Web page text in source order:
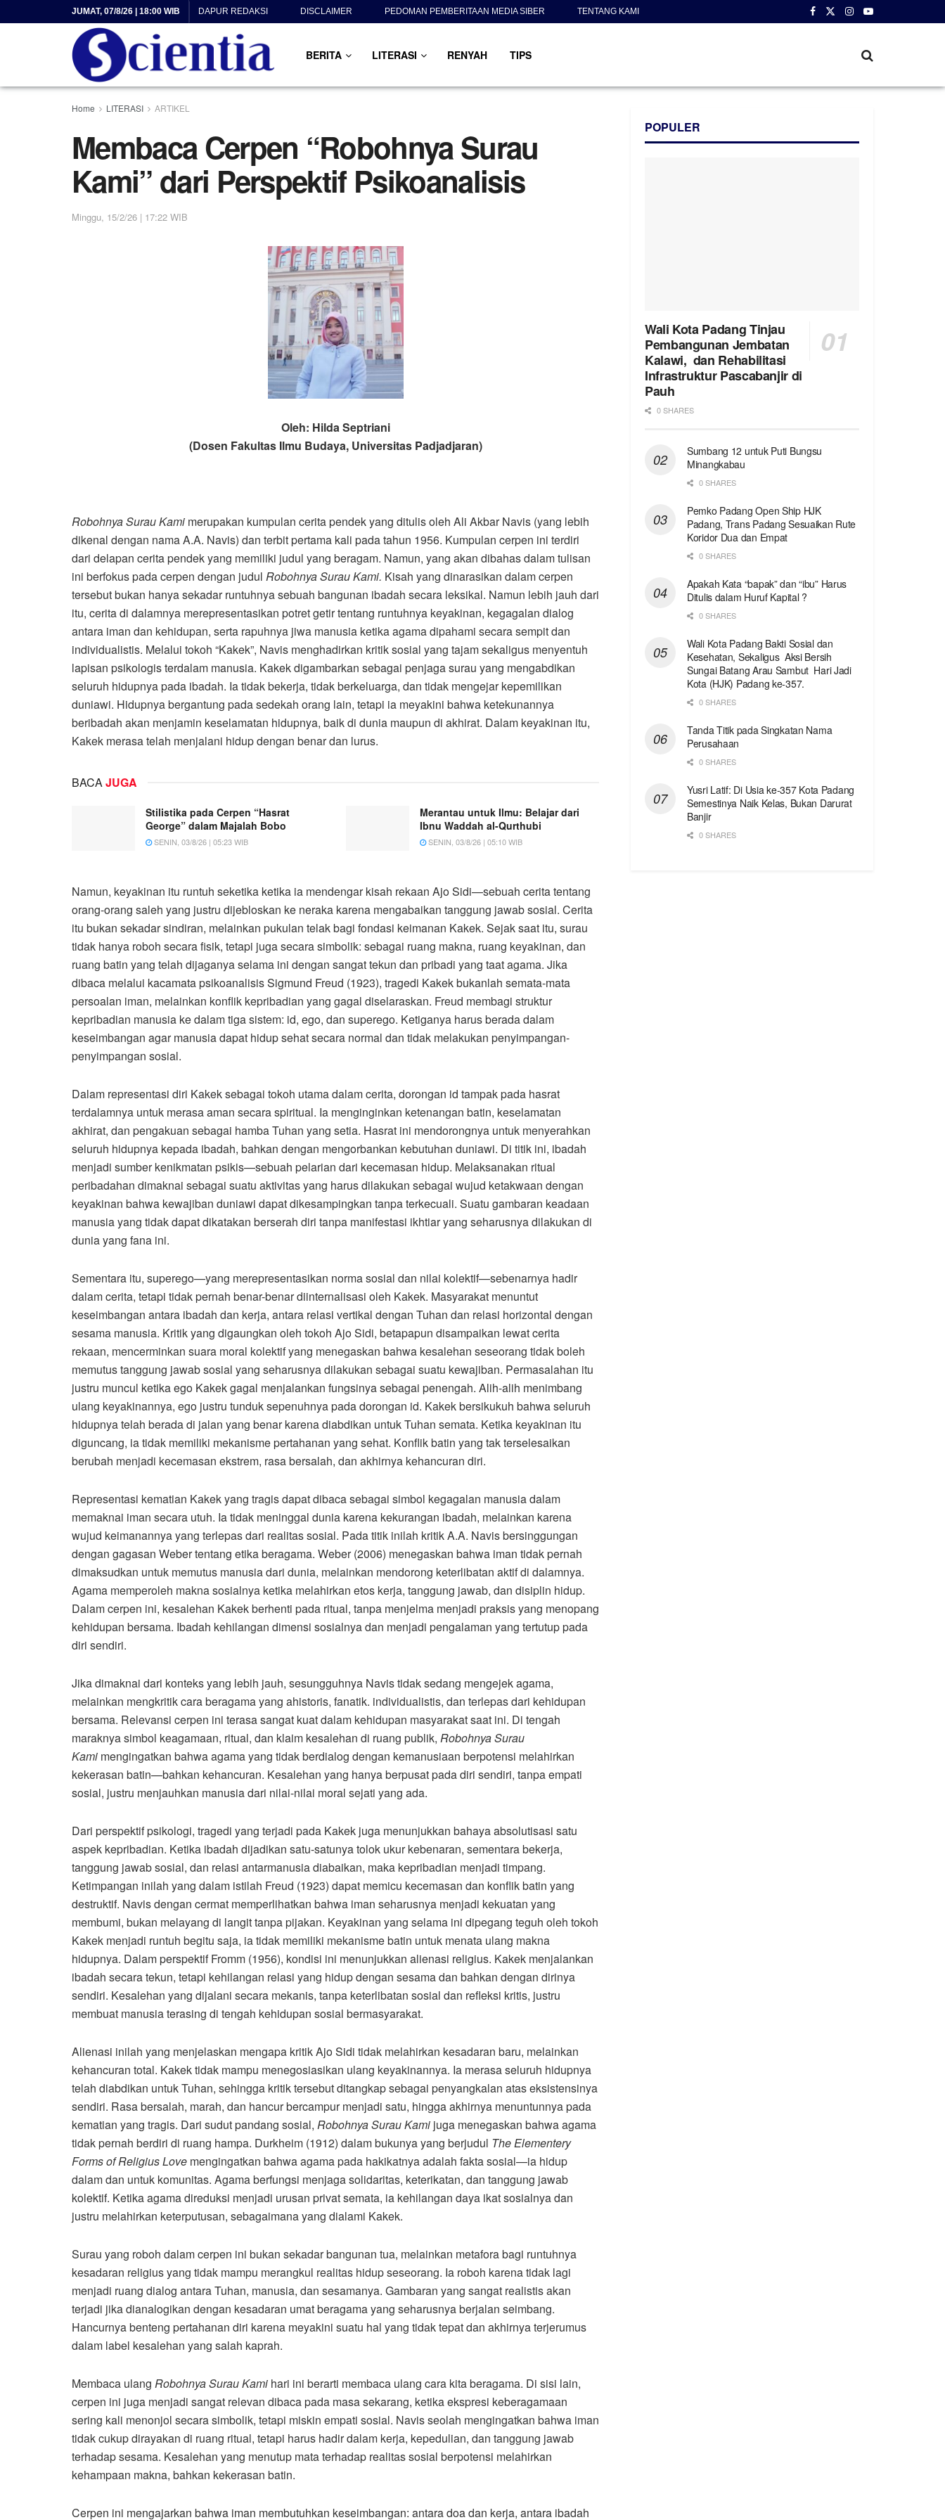
JUMAT, 07/8/26 | 18:00 WIB DAPUR REDAKSI DISCLAIMER PEDOMAN PEMBERITAAN MEDIA SIBER TENTANG KAMI
BERITA LITERASI RENYAH TIPS
Home LITERASI ARTIKEL
Membaca Cerpen “Robohnya Surau
Kami” dari Perspektif Psikoanalisis
Minggu, 15/2/26 | 17:22 WIB
Oleh: Hilda Septriani
(Dosen Fakultas Ilmu Budaya, Universitas Padjadjaran)
Robohnya Surau Kami merupakan kumpulan cerita pendek yang ditulis oleh Ali Akbar Navis (yang lebih
dikenal dengan nama A.A. Navis) dan terbit pertama kali pada tahun 1956. Kumpulan cerpen ini terdiri
dari delapan cerita pendek yang memiliki judul yang beragam. Namun, yang akan dibahas dalam tulisan
ini berfokus pada cerpen dengan judul Robohnya Surau Kami. Kisah yang dinarasikan dalam cerpen
tersebut bukan hanya sekadar runtuhnya sebuah bangunan ibadah secara leksikal. Namun lebih jauh dari
itu, cerita di dalamnya merepresentasikan potret getir tentang runtuhnya keyakinan, kegagalan dialog
antara iman dan kehidupan, serta rapuhnya jiwa manusia ketika agama dipahami secara sempit dan
individualistis. Melalui tokoh “Kakek”, Navis menghadirkan kritik sosial yang tajam sekaligus menyentuh
lapisan psikologis terdalam manusia. Kakek digambarkan sebagai penjaga surau yang mengabdikan
seluruh hidupnya pada ibadah. Ia tidak bekerja, tidak berkeluarga, dan tidak mengejar kepemilikan
duniawi. Hidupnya bergantung pada sedekah orang lain, tetapi ia meyakini bahwa ketekunannya
beribadah akan menjamin keselamatan hidupnya, baik di dunia maupun di akhirat. Dalam keyakinan itu,
Kakek merasa telah menjalani hidup dengan benar dan lurus.
BACAJUGA
Stilistika pada Cerpen “Hasrat
George” dalam Majalah Bobo
SENIN, 03/8/26 | 05:23 WIB
Merantau untuk Ilmu: Belajar dari
Ibnu Waddah al-Qurthubi
SENIN, 03/8/26 | 05:10 WIB
Namun, keyakinan itu runtuh seketika ketika ia mendengar kisah rekaan Ajo Sidi—sebuah cerita tentang
orang-orang saleh yang justru dijebloskan ke neraka karena mengabaikan tanggung jawab sosial. Cerita
itu bukan sekadar sindiran, melainkan pukulan telak bagi fondasi keimanan Kakek. Sejak saat itu, surau
tidak hanya roboh secara fisik, tetapi juga secara simbolik: sebagai ruang makna, ruang keyakinan, dan
ruang batin yang telah dijaganya selama ini dengan sangat tekun dan pribadi yang taat agama. Jika
dibaca melalui kacamata psikoanalisis Sigmund Freud (1923), tragedi Kakek bukanlah semata-mata
persoalan iman, melainkan konflik kepribadian yang gagal diselaraskan. Freud membagi struktur
kepribadian manusia ke dalam tiga sistem: id, ego, dan superego. Ketiganya harus berada dalam
keseimbangan agar manusia dapat hidup sehat secara normal dan tidak melakukan penyimpangan-
penyimpangan sosial.
Dalam representasi diri Kakek sebagai tokoh utama dalam cerita, dorongan id tampak pada hasrat
terdalamnya untuk merasa aman secara spiritual. Ia menginginkan ketenangan batin, keselamatan
akhirat, dan pengakuan sebagai hamba Tuhan yang setia. Hasrat ini mendorongnya untuk menyerahkan
seluruh hidupnya kepada ibadah, bahkan dengan mengorbankan kebutuhan duniawi. Di titik ini, ibadah
menjadi sumber kenikmatan psikis—sebuah pelarian dari kecemasan hidup. Melaksanakan ritual
peribadahan dimaknai sebagai suatu aktivitas yang harus dilakukan sebagai wujud ketakwaan dengan
keyakinan bahwa kewajiban duniawi dapat dikesampingkan tanpa terkecuali. Suatu gambaran keadaan
manusia yang tidak dapat dikatakan berserah diri tanpa manifestasi ikhtiar yang seharusnya dilakukan di
dunia yang fana ini.
Sementara itu, superego—yang merepresentasikan norma sosial dan nilai kolektif—sebenarnya hadir
dalam cerita, tetapi tidak pernah benar-benar diinternalisasi oleh Kakek. Masyarakat menuntut
keseimbangan antara ibadah dan kerja, antara relasi vertikal dengan Tuhan dan relasi horizontal dengan
sesama manusia. Kritik yang digaungkan oleh tokoh Ajo Sidi, betapapun disampaikan lewat cerita
rekaan, mencerminkan suara moral kolektif yang menegaskan bahwa kesalehan seseorang tidak boleh
memutus tanggung jawab sosial yang seharusnya dilakukan sebagai suatu kewajiban. Permasalahan itu
justru muncul ketika ego Kakek gagal menjalankan fungsinya sebagai penengah. Alih-alih menimbang
ulang keyakinannya, ego justru tunduk sepenuhnya pada dorongan id. Kakek bersikukuh bahwa seluruh
hidupnya telah berada di jalan yang benar karena diabdikan untuk Tuhan semata. Ketika keyakinan itu
diguncang, ia tidak memiliki mekanisme pertahanan yang sehat. Konflik batin yang tak terselesaikan
berubah menjadi kecemasan ekstrem, rasa bersalah, dan akhirnya kehancuran diri.
Representasi kematian Kakek yang tragis dapat dibaca sebagai simbol kegagalan manusia dalam
memaknai iman secara utuh. Ia tidak meninggal dunia karena kekurangan ibadah, melainkan karena
wujud keimanannya yang terlepas dari realitas sosial. Pada titik inilah kritik A.A. Navis bersinggungan
dengan gagasan Weber tentang etika beragama. Weber (2006) menegaskan bahwa iman tidak pernah
dimaksudkan untuk memutus manusia dari dunia, melainkan mendorong keterlibatan aktif di dalamnya.
Agama memperoleh makna sosialnya ketika melahirkan etos kerja, tanggung jawab, dan disiplin hidup.
Dalam cerpen ini, kesalehan Kakek berhenti pada ritual, tanpa menjelma menjadi praksis yang menopang
kehidupan bersama. Ibadah kehilangan dimensi sosialnya dan menjadi pengalaman yang tertutup pada
diri sendiri.
Jika dimaknai dari konteks yang lebih jauh, sesungguhnya Navis tidak sedang mengejek agama,
melainkan mengkritik cara beragama yang ahistoris, fanatik. individualistis, dan terlepas dari kehidupan
bersama. Relevansi cerpen ini terasa sangat kuat dalam kehidupan masyarakat saat ini. Di tengah
maraknya simbol keagamaan, ritual, dan klaim kesalehan di ruang publik, Robohnya Surau
Kami mengingatkan bahwa agama yang tidak berdialog dengan kemanusiaan berpotensi melahirkan
kekerasan batin—bahkan kehancuran. Kesalehan yang hanya berpusat pada diri sendiri, tanpa empati
sosial, justru menjauhkan manusia dari nilai-nilai moral sejati yang ada.
Dari perspektif psikologi, tragedi yang terjadi pada Kakek juga menunjukkan bahaya absolutisasi satu
aspek kepribadian. Ketika ibadah dijadikan satu-satunya tolok ukur kebenaran, sementara bekerja,
tanggung jawab sosial, dan relasi antarmanusia diabaikan, maka kepribadian menjadi timpang.
Ketimpangan inilah yang dalam istilah Freud (1923) dapat memicu kecemasan dan konflik batin yang
destruktif. Navis dengan cermat memperlihatkan bahwa iman seharusnya menjadi kekuatan yang
membumi, bukan melayang di langit tanpa pijakan. Keyakinan yang selama ini dipegang teguh oleh tokoh
Kakek menjadi runtuh begitu saja, ia tidak memiliki mekanisme batin untuk menata ulang makna
hidupnya. Dalam perspektif Fromm (1956), kondisi ini menunjukkan alienasi religius. Kakek menjalankan
ibadah secara tekun, tetapi kehilangan relasi yang hidup dengan sesama dan bahkan dengan dirinya
sendiri. Kesalehan yang dijalani secara mekanis, tanpa keterlibatan sosial dan refleksi kritis, justru
membuat manusia terasing di tengah kehidupan sosial bermasyarakat.
Alienasi inilah yang menjelaskan mengapa kritik Ajo Sidi tidak melahirkan kesadaran baru, melainkan
kehancuran total. Kakek tidak mampu menegosiasikan ulang keyakinannya. Ia merasa seluruh hidupnya
telah diabdikan untuk Tuhan, sehingga kritik tersebut ditangkap sebagai penyangkalan atas eksistensinya
sendiri. Rasa bersalah, marah, dan hancur bercampur menjadi satu, hingga akhirnya menuntunnya pada
kematian yang tragis. Dari sudut pandang sosial, Robohnya Surau Kami juga menegaskan bahwa agama
tidak pernah berdiri di ruang hampa. Durkheim (1912) dalam bukunya yang berjudul The Elementery
Forms of Religius Love mengingatkan bahwa agama pada hakikatnya adalah fakta sosial—ia hidup
dalam dan untuk komunitas. Agama berfungsi menjaga solidaritas, keterikatan, dan tanggung jawab
kolektif. Ketika agama direduksi menjadi urusan privat semata, ia kehilangan daya ikat sosialnya dan
justru melahirkan keterputusan, sebagaimana yang dialami Kakek.
Surau yang roboh dalam cerpen ini bukan sekadar bangunan tua, melainkan metafora bagi runtuhnya
kesadaran religius yang tidak mampu merangkul realitas hidup seseorang. Ia roboh karena tidak lagi
menjadi ruang dialog antara Tuhan, manusia, dan sesamanya. Gambaran yang sangat realistis akan
terjadi jika dianalogikan dengan kesadaran umat beragama yang seharusnya berjalan seimbang.
Hancurnya benteng pertahanan diri karena meyakini suatu hal yang tidak tepat dan akhirnya terjerumus
dalam label kesalehan yang salah kaprah.
Membaca ulang Robohnya Surau Kami hari ini berarti membaca ulang cara kita beragama. Di sisi lain,
cerpen ini juga menjadi sangat relevan dibaca pada masa sekarang, ketika ekspresi keberagamaan
sering kali menonjol secara simbolik, tetapi miskin empati sosial. Navis seolah mengingatkan bahwa iman
tidak cukup dirayakan di ruang ritual, tetapi harus hadir dalam kerja, kepedulian, dan tanggung jawab
terhadap sesama. Kesalehan yang menutup mata terhadap realitas sosial berpotensi melahirkan
kehampaan makna, bahkan kekerasan batin.
Cerpen ini mengajarkan bahwa iman membutuhkan keseimbangan: antara doa dan kerja, antara ibadah
POPULER
Wali Kota Padang Tinjau
Pembangunan Jembatan
Kalawi, dan Rehabilitasi
Infrastruktur Pascabanjir di
Pauh
0 SHARES
Sumbang 12 untuk Puti Bungsu
Minangkabau
0 SHARES
Pemko Padang Open Ship HJK
Padang, Trans Padang Sesuaikan Rute
Koridor Dua dan Empat
0 SHARES
Apakah Kata “bapak” dan “ibu” Harus
Ditulis dalam Huruf Kapital ?
0 SHARES
Wali Kota Padang Bakti Sosial dan
Kesehatan, Sekaligus Aksi Bersih
Sungai Batang Arau Sambut Hari Jadi
Kota (HJK) Padang ke-357.
0 SHARES
Tanda Titik pada Singkatan Nama
Perusahaan
0 SHARES
Yusri Latif: Di Usia ke-357 Kota Padang
Semestinya Naik Kelas, Bukan Darurat
Banjir
0 SHARES